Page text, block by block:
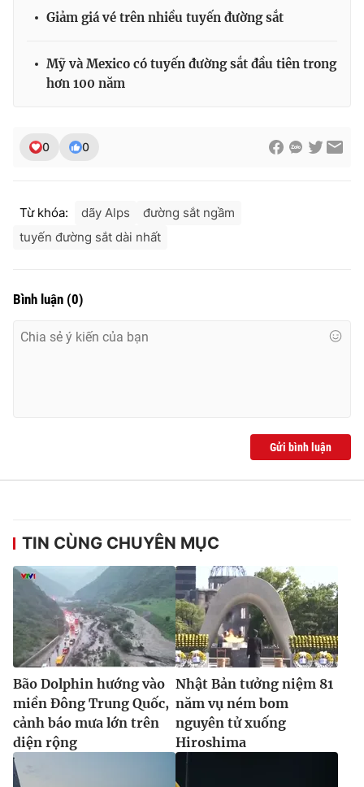
THỜI BÁO VTV
Theo dõi báo trên
Đài Truyền hình Việt Nam
Giấy phép hoạt động báo in và báo điện tử số 483/GP-BTTTT
Phó Tổng Biên tập:
® Cấm sao chép dưới mọi hình thức nếu không có sự chấp
thuận bằng văn bản. Ghi rõ nguồn VTV.vn khi phát hành lại
thông tin từ website này.
Giảm giá vé trên nhiều tuyến đường sắt
Mỹ và Mexico có tuyến đường sắt đầu tiên trong
hơn 100 năm
0 0
Từ khóa: dãy Alps
đường sắt ngầm
tuyến đường sắt dài nhất
Bình luận (0)
Gửi bình luận
TIN CÙNG CHUYÊN MỤC
Bão Dolphin hướng vào
miền Đông Trung Quốc,
cảnh báo mưa lớn trên
diện rộng
Nhật Bản tưởng niệm 81
năm vụ ném bom
nguyên tử xuống
Hiroshima